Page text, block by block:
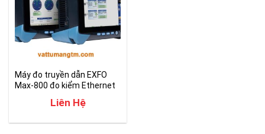
Máy đo truyền dẫn EXFO
Max-800 đo kiểm Ethernet
Liên Hệ